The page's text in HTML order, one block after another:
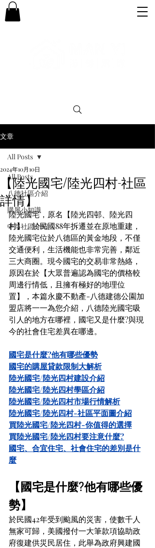
文章
All Posts
八德社區介紹
購屋小知識
中路社區介紹
All Posts
【陸光國宅/陸光四村-社區
詳情】
2024年10月10日
陸光國宅，原名【陸光四邨、陸光四
村】，於民國88年拆遷並在原地重建，
陸光國宅位於八德區的黃金地段，不僅
交通便利，生活機能也非常完善，鄰近
三大商圈。現今國宅的交易非常熱絡，
原因在於【大眾普遍認為國宅的價格較
周邊行情低，且擁有極好的地理位
置】，本篇永慶不動產-八德建德公園加
盟店將一一為您介紹，八德陸光國宅吸
引人的地方在哪裡，國宅又是什麼?與現
今的社會住宅差異在哪邊。
國宅是什麼?他有哪些優勢
國宅的購屋貸款限制大解析
陸光國宅/陸光四村建設介紹
陸光國宅/陸光四村學區介紹
陸光國宅/陸光四村市場行情解析
陸光國宅/陸光四村-社區平面圖介紹
買陸光國宅/陸光四村-你值得的選擇
買陸光國宅/陸光四村要注意什麼?
國宅、合宜住宅、社會住宅的差別是什
麼
【國宅是什麼?他有哪些優
勢】
於民國42年受到颱風的災害，使數千人
無家可歸，美國撥付一大筆款項協助政
府復建供災民居住，此舉為政府興建國